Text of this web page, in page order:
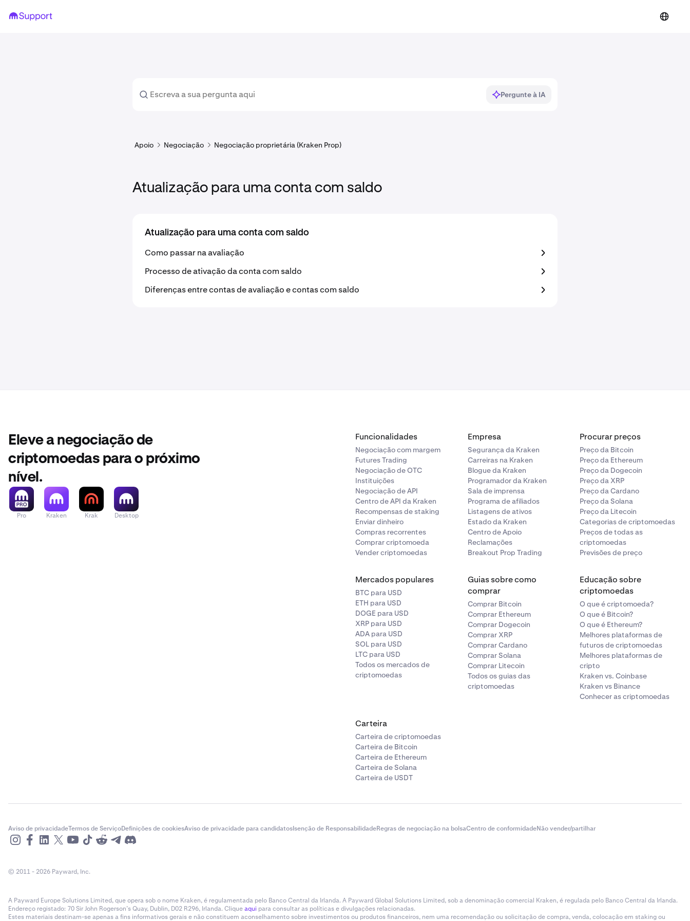
Pergunte à IA
Apoio Negociação Negociação proprietária (Kraken Prop)
Atualização para uma conta com saldo
Atualização para uma conta com saldo
Como passar na avaliação
Processo de ativação da conta com saldo
Diferenças entre contas de avaliação e contas com saldo
Eleve a negociação de
criptomoedas para o próximo
nível.
Pro Kraken Krak Desktop
Funcionalidades
Negociação com margem
Futures Trading
Negociação de OTC
Instituições
Negociação de API
Centro de API da Kraken
Recompensas de staking
Enviar dinheiro
Compras recorrentes
Comprar criptomoeda
Vender criptomoedas
Empresa
Segurança da Kraken
Carreiras na Kraken
Blogue da Kraken
Programador da Kraken
Sala de imprensa
Programa de afiliados
Listagens de ativos
Estado da Kraken
Centro de Apoio
Reclamações
Breakout Prop Trading
Procurar preços
Preço da Bitcoin
Preço da Ethereum
Preço da Dogecoin
Preço da XRP
Preço da Cardano
Preço da Solana
Preço da Litecoin
Categorias de criptomoedas
Preços de todas as
criptomoedas
Previsões de preço
Mercados populares
BTC para USD
ETH para USD
DOGE para USD
XRP para USD
ADA para USD
SOL para USD
LTC para USD
Todos os mercados de
criptomoedas
Guias sobre como
comprar
Comprar Bitcoin
Comprar Ethereum
Comprar Dogecoin
Comprar XRP
Comprar Cardano
Comprar Solana
Comprar Litecoin
Todos os guias das
criptomoedas
Educação sobre
criptomoedas
O que é criptomoeda?
O que é Bitcoin?
O que é Ethereum?
Melhores plataformas de
futuros de criptomoedas
Melhores plataformas de
cripto
Kraken vs. Coinbase
Kraken vs Binance
Conhecer as criptomoedas
Carteira
Carteira de criptomoedas
Carteira de Bitcoin
Carteira de Ethereum
Carteira de Solana
Carteira de USDT
Aviso de privacidadeTermos de ServiçoDefinições de cookiesAviso de privacidade para candidatosIsenção de ResponsabilidadeRegras de negociação na bolsaCentro de conformidadeNão vender/partilhar
© 2011 - 2026 Payward, Inc.
A Payward Europe Solutions Limited, que opera sob o nome Kraken, é regulamentada pelo Banco Central da Irlanda. A Payward Global Solutions Limited, sob a denominação comercial Kraken, é regulada pelo Banco Central da Irlanda.
Endereço registado: 70 Sir John Rogerson’s Quay, Dublin, D02 R296, Irlanda. Cliqueaqui para consultar as políticas e divulgações relacionadas.
Estes materiais destinam-se apenas a fins informativos gerais e não constituem aconselhamento sobre investimentos ou produtos financeiros, nem uma recomendação ou solicitação de compra, venda, colocação em staking ou